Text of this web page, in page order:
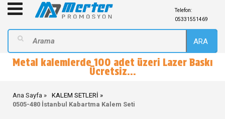
Telefon:
05331551469
ARA
Metal kalemlerde 100 adet üzeri Lazer Baskı
Ücretsiz...
Ana Sayfa
KALEM SETLERİ
0505-480 İstanbul Kabartma Kalem Seti